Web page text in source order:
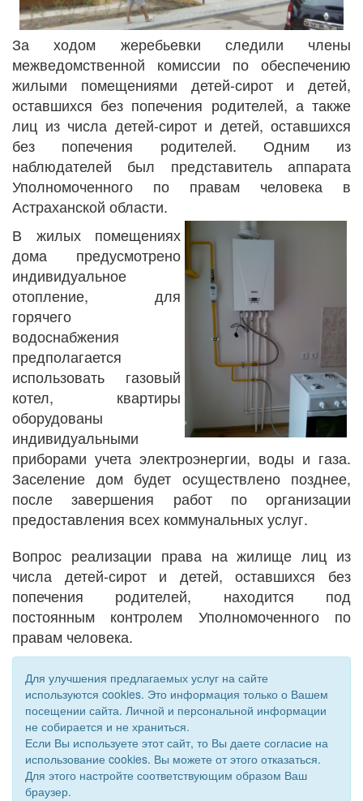
За ходом жеребьевки следили члены
межведомственной комиссии по обеспечению
жилыми помещениями детей-сирот и детей,
оставшихся без попечения родителей, а также
лиц из числа детей-сирот и детей, оставшихся
без попечения родителей. Одним из
наблюдателей был представитель аппарата
Уполномоченного по правам человека в
Астраханской области.
В жилых помещениях
дома предусмотрено
индивидуальное
отопление, для
горячего
водоснабжения
предполагается
использовать газовый
котел, квартиры
оборудованы
индивидуальными
приборами учета электроэнергии, воды и газа.
Заселение дом будет осуществлено позднее,
после завершения работ по организации
предоставления всех коммунальных услуг.
Вопрос реализации права на жилище лиц из
числа детей-сирот и детей, оставшихся без
попечения родителей, находится под
постоянным контролем Уполномоченного по
правам человека.
© 2011 - 2026 Уполномоченный по правам человека. Все
права защищены.
Для улучшения предлагаемых услуг на сайте
используются cookies. Это информация только о Вашем
посещении сайта. Личной и персональной информации
не собирается и не храниться.
Если Вы используете этот сайт, то Вы даете согласие на
использование cookies. Вы можете от этого отказаться.
Для этого настройте соответствующим образом Ваш
браузер.